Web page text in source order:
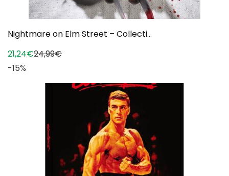
Nightmare on Elm Street – Collecti...
21,24€24,99€
-15%